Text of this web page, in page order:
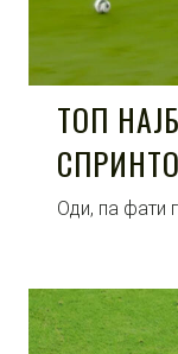
ТОП
Оди, па фати